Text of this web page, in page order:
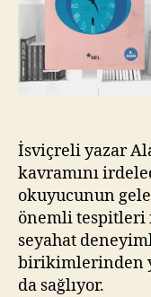
İsviçreli yazar
kavramını
okuyucunun
önemli tespitleri
seyahat
birikimlerinden
da sağlıyor.